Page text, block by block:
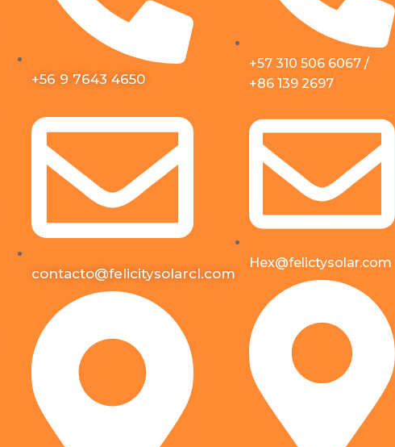
+56 9 7643 4650
contacto@felicitysolarcl.com
+57 310 506 6067 /
+86 139 2697
Hex@felictysolar.com